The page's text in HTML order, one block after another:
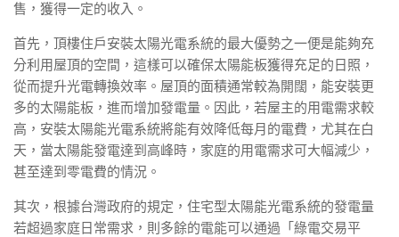
售，獲得一定的收入。
首先，頂樓住戶安裝太陽光電系統的最大優勢之一便是能夠充
分利用屋頂的空間，這樣可以確保太陽能板獲得充足的日照，
從而提升光電轉換效率。屋頂的面積通常較為開闊，能安裝更
多的太陽能板，進而增加發電量。因此，若屋主的用電需求較
高，安裝太陽能光電系統將能有效降低每月的電費，尤其在白
天，當太陽能發電達到高峰時，家庭的用電需求可大幅減少，
甚至達到零電費的情況。
其次，根據台灣政府的規定，住宅型太陽能光電系統的發電量
若超過家庭日常需求，則多餘的電能可以通過「綠電交易平